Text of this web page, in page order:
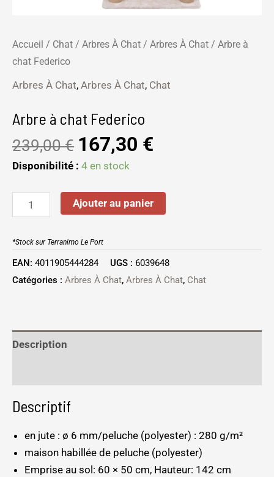
Accueil / Chat / Arbres À Chat / Arbres À Chat / Arbre à
chat Federico
Arbres À Chat, Arbres À Chat, Chat
Arbre à chat Federico
239,00€ 167,30 €
Disponibilité : 4 en stock
Ajouter au panier
*Stock sur Terranimo Le Port
EAN: 4011905444284 UGS : 6039648
Catégories : Arbres À Chat, Arbres À Chat, Chat
Description
Descriptif
en jute : ø 6 mm/peluche (polyester) : 280 g/m²
maison habillée de peluche (polyester)
Emprise au sol: 60 × 50 cm, Hauteur: 142 cm